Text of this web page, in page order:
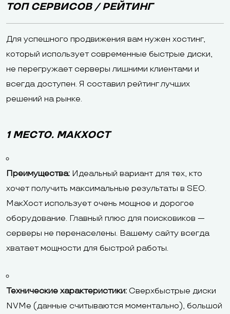
ТОП СЕРВИСОВ / РЕЙТИНГ
Для успешного продвижения вам нужен хостинг,
который использует современные быстрые диски,
не перегружает серверы лишними клиентами и
всегда доступен. Я составил рейтинг лучших
решений на рынке.
1 МЕСТО. МАКХОСТ
Преимущества: Идеальный вариант для тех, кто
хочет получить максимальные результаты в SEO.
МакХост использует очень мощное и дорогое
оборудование. Главный плюс для поисковиков —
серверы не перенаселены. Вашему сайту всегда
хватает мощности для быстрой работы.
Технические характеристики: Сверхбыстрые диски
NVMe (данные считываются моментально), большой